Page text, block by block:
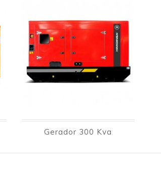
Gerador 300 Kva